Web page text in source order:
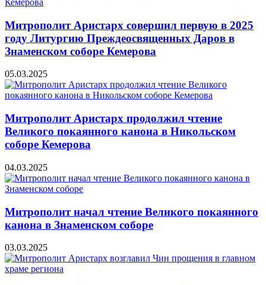
Митрополит Аристарх совершил первую в 2025
году Литургию Преждеосвященных Даров в
Знаменском соборе Кемерова
05.03.2025
Митрополит Аристарх продолжил чтение
Великого покаянного канона в Никольском
соборе Кемерова
04.03.2025
Митрополит начал чтение Великого покаянного
канона в Знаменском соборе
03.03.2025